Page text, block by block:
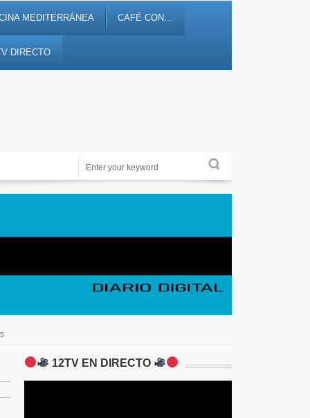
MEDITERRÁNEA CAFÉ CON…
DIRECTO
Alicante Actualidad
12TV EN DIRECTO